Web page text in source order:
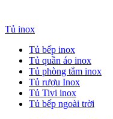
Tủ inox
Tủ bếp inox
Tủ quần áo inox
Tủ phòng tắm inox
Tủ rượu Inox
Tủ Tivi inox
Tủ bếp ngoài trời